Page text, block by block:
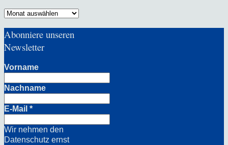
Archiv
Abonniere unseren
Newsletter
Vorname
Nachname
E-Mail *
Wir nehmen den
Datenschutz ernst